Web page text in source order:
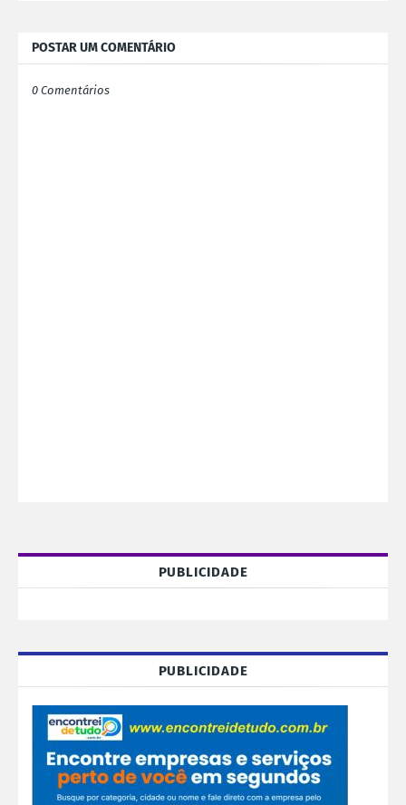
POSTAR UM COMENTÁRIO
0 Comentários
PUBLICIDADE
PUBLICIDADE